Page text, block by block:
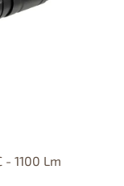
- 1100 Lm